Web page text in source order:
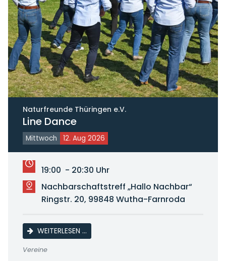
Naturfreunde Thüringen e.V.
Line Dance
Mittwoch 12. Aug 2026
19:00 - 20:30 Uhr
Nachbarschaftstreff „Hallo Nachbar“
Ringstr. 20, 99848 Wutha-Farnroda
WEITERLESEN …LINE DANCE
Vereine